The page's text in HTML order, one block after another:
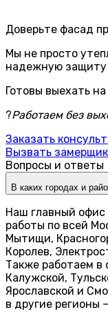
Доверьте фасад
Мы не просто
надежную защиту
Готовы выехать
?Работаем без
Заказать
Вызвать
Вопросы и ответы
В каких городах и
Наш главный
работы по всей
Мытищи,
Королев,
Также работаем в
Калужской,
Ярославской и
в другие регионы